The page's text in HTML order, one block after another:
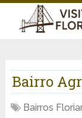
Bairro
Bairros